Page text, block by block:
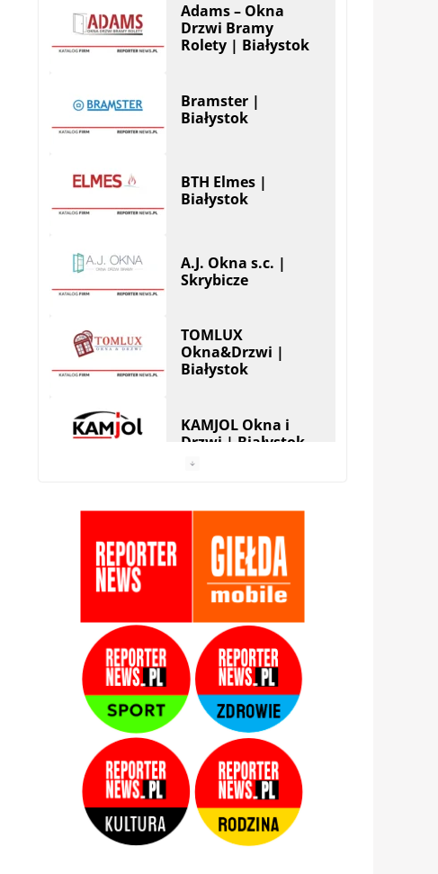
Adams – Okna
Drzwi Bramy
Rolety | Białystok
Bramster |
Białystok
BTH Elmes |
Białystok
A.J. Okna s.c. |
Skrybicze
TOMLUX
Okna&Drzwi |
Białystok
KAMJOL Okna i
Drzwi | Białystok
HERA Drzwi&Okna
StolMarik – okna i
drzwi | Białystok
Zamis Producent |
Białystok –
Zaścianki